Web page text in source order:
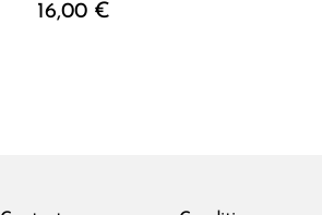
16,00 €